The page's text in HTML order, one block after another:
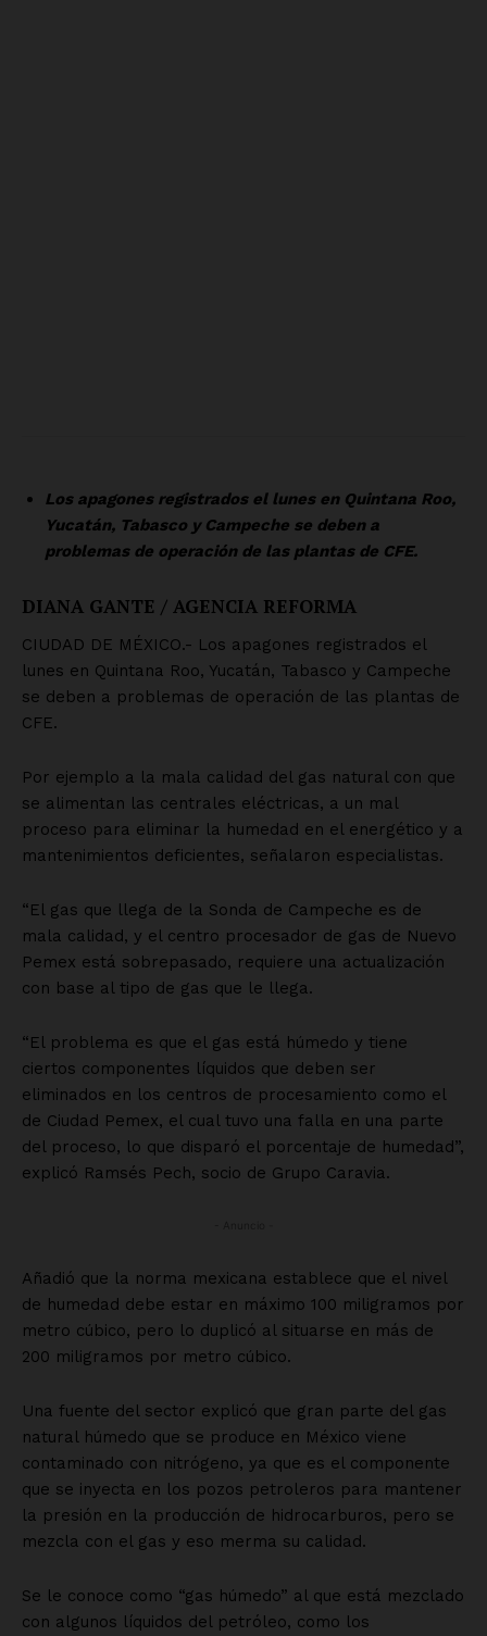
Los apagones registrados el lunes en Quintana Roo,
Yucatán, Tabasco y Campeche se deben a
problemas de operación de las plantas de CFE.
DIANA GANTE / AGENCIA REFORMA
CIUDAD DE MÉXICO.- Los apagones registrados el
lunes en Quintana Roo, Yucatán, Tabasco y Campeche
se deben a problemas de operación de las plantas de
CFE.
Por ejemplo a la mala calidad del gas natural con que
se alimentan las centrales eléctricas, a un mal
proceso para eliminar la humedad en el energético y a
mantenimientos deficientes, señalaron especialistas.
“El gas que llega de la Sonda de Campeche es de
mala calidad, y el centro procesador de gas de Nuevo
Pemex está sobrepasado, requiere una actualización
con base al tipo de gas que le llega.
“El problema es que el gas está húmedo y tiene
ciertos componentes líquidos que deben ser
eliminados en los centros de procesamiento como el
de Ciudad Pemex, el cual tuvo una falla en una parte
del proceso, lo que disparó el porcentaje de humedad”,
explicó Ramsés Pech, socio de Grupo Caravia.
Añadió que la norma mexicana establece que el nivel
de humedad debe estar en máximo 100 miligramos por
metro cúbico, pero lo duplicó al situarse en más de
200 miligramos por metro cúbico.
Una fuente del sector explicó que gran parte del gas
natural húmedo que se produce en México viene
contaminado con nitrógeno, ya que es el componente
que se inyecta en los pozos petroleros para mantener
la presión en la producción de hidrocarburos, pero se
mezcla con el gas y eso merma su calidad.
Se le conoce como “gas húmedo” al que está mezclado
con algunos líquidos del petróleo, como los